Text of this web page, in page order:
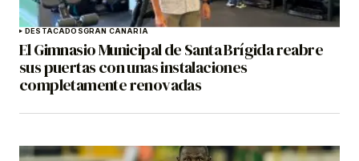
DESTACADOSGRAN CANARIA
El Gimnasio Municipal de Santa Brígida reabre
sus puertas con unas instalaciones
completamente renovadas